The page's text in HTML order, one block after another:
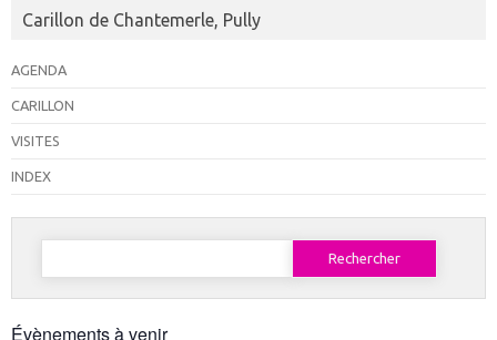
Carillon de Chantemerle, Pully
AGENDA
CARILLON
VISITES
INDEX
Rechercher :
Évènements à venir